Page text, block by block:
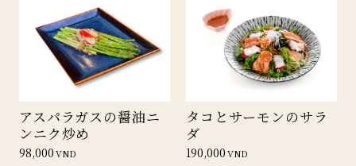
アスパラガスの醤油ニ
ンニク炒め
98,000VND
タコとサーモンのサラ
ダ
190,000VND